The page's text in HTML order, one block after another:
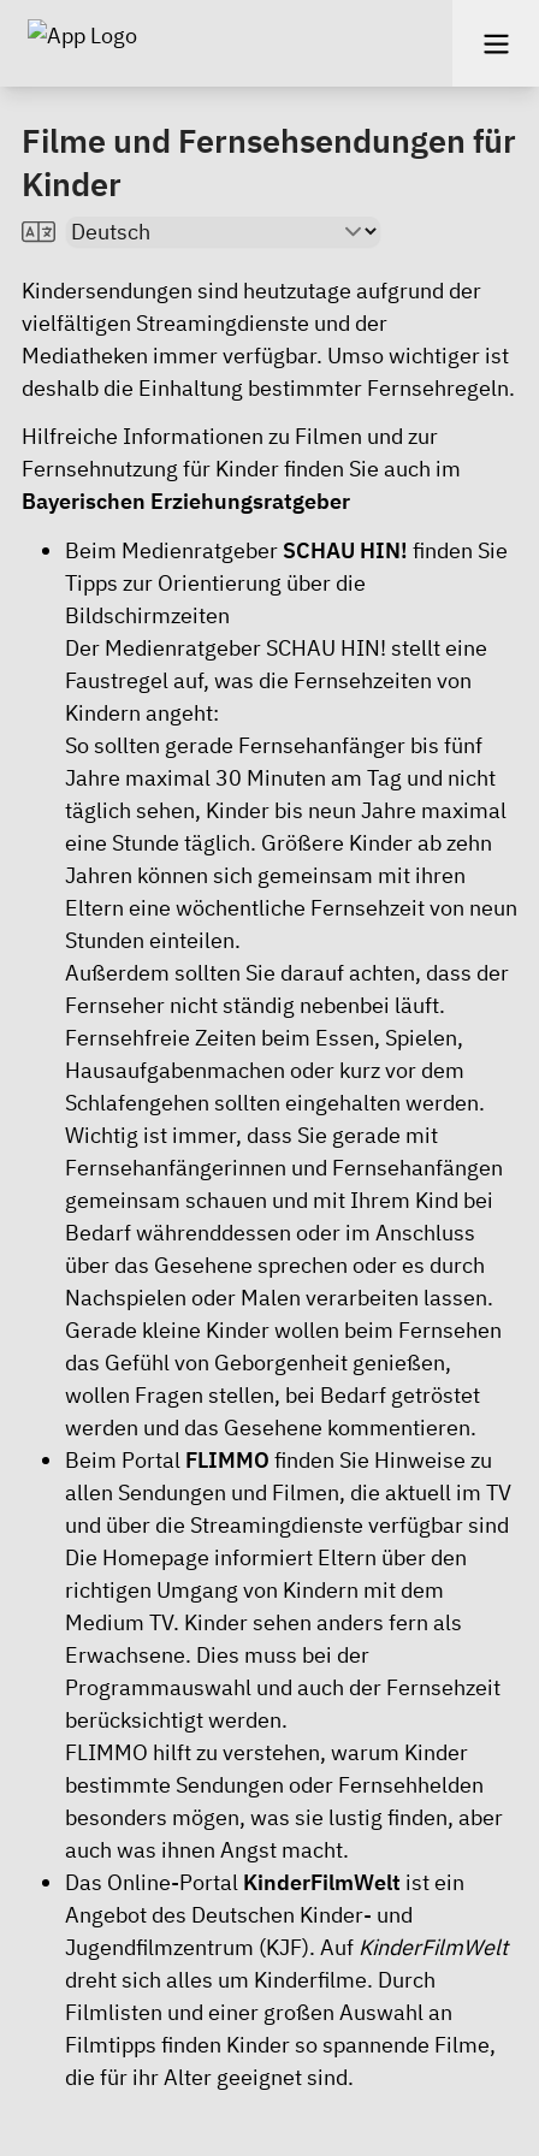
Filme und Fernsehsendungen für
Kinder
Kindersendungen sind heutzutage aufgrund der
vielfältigen Streamingdienste und der
Mediatheken immer verfügbar. Umso wichtiger ist
deshalb die Einhaltung bestimmter Fernsehregeln.
Hilfreiche Informationen zu Filmen und zur
Fernsehnutzung für Kinder finden Sie auch im
Bayerischen Erziehungsratgeber
Beim Medienratgeber SCHAU HIN! finden Sie
Tipps zur Orientierung über die
Bildschirmzeiten
Der Medienratgeber SCHAU HIN! stellt eine
Faustregel auf, was die Fernsehzeiten von
Kindern angeht:
So sollten gerade Fernsehanfänger bis fünf
Jahre maximal 30 Minuten am Tag und nicht
täglich sehen, Kinder bis neun Jahre maximal
eine Stunde täglich. Größere Kinder ab zehn
Jahren können sich gemeinsam mit ihren
Eltern eine wöchentliche Fernsehzeit von neun
Stunden einteilen.
Außerdem sollten Sie darauf achten, dass der
Fernseher nicht ständig nebenbei läuft.
Fernsehfreie Zeiten beim Essen, Spielen,
Hausaufgabenmachen oder kurz vor dem
Schlafengehen sollten eingehalten werden.
Wichtig ist immer, dass Sie gerade mit
Fernsehanfängerinnen und Fernsehanfängen
gemeinsam schauen und mit Ihrem Kind bei
Bedarf währenddessen oder im Anschluss
über das Gesehene sprechen oder es durch
Nachspielen oder Malen verarbeiten lassen.
Gerade kleine Kinder wollen beim Fernsehen
das Gefühl von Geborgenheit genießen,
wollen Fragen stellen, bei Bedarf getröstet
werden und das Gesehene kommentieren.
Beim Portal FLIMMO finden Sie Hinweise zu
allen Sendungen und Filmen, die aktuell im TV
und über die Streamingdienste verfügbar sind
Die Homepage informiert Eltern über den
richtigen Umgang von Kindern mit dem
Medium TV. Kinder sehen anders fern als
Erwachsene. Dies muss bei der
Programmauswahl und auch der Fernsehzeit
berücksichtigt werden.
FLIMMO hilft zu verstehen, warum Kinder
bestimmte Sendungen oder Fernsehhelden
besonders mögen, was sie lustig finden, aber
auch was ihnen Angst macht.
Das Online-Portal KinderFilmWelt ist ein
Angebot des Deutschen Kinder- und
Jugendfilmzentrum (KJF). Auf KinderFilmWelt
dreht sich alles um Kinderfilme. Durch
Filmlisten und einer großen Auswahl an
Filmtipps finden Kinder so spannende Filme,
die für ihr Alter geeignet sind.